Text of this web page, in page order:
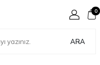
ARA
0